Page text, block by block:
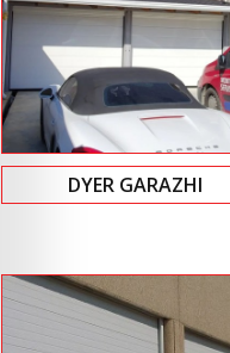
DYER GARAZHI